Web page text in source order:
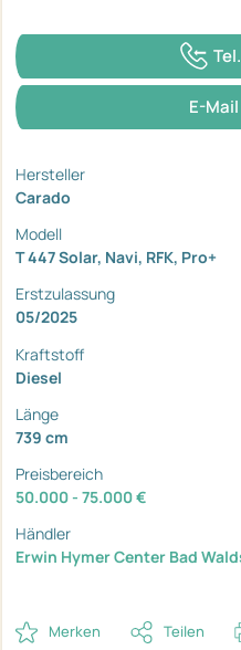
E-
Hersteller
Carado
Modell
T 447 Solar, Navi, RFK, Pro+
Erstzulassung
05/2025
Kraftstoff
Diesel
Länge
739 cm
Preisbereich
50.000 - 75.000 €
Händler
Erwin Hymer Center Bad
Merken Teilen